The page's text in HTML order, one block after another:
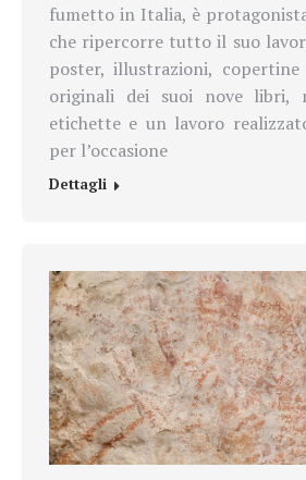
fumetto in Italia, è
che ripercorre tutto il suo
poster, illustrazioni,
originali dei suoi nove libri,
etichette e un lavoro
per l’occasione
Dettagli